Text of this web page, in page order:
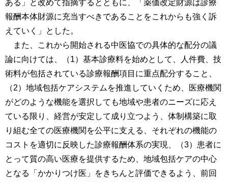
ある」と改めて指摘するとともに、「薬価改定財源は診療
報酬本体財源に充当すべきであることをこれからも強く訴
えていく」とした。
また、これから開始される中医協での具体的な配分の議
論に向けては、（1）基本診療料を始めとして、人件費、技
術料が包括されている診療報酬項目に重点配分すること、
（2）地域包括ケアシステムを推進していくため、医療機関
がどのような機能を選択しても地域や患者のニーズに応え
ている限り、経営が安定して成り立つよう、体制構築に取
り組む全ての医療機関を公平に支える、それぞれの機能の
コストを適切に反映した診療報酬体系の実現、（3）患者に
とって質の高い医療を提供するため、地域包括ケアの中心
となる「かかりつけ医」をきちんと評価できるよう、前回